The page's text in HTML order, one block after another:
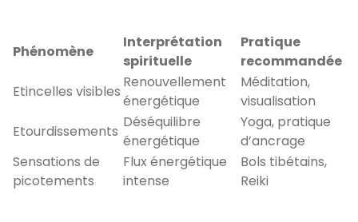
Phénomène
Interprétation
spirituelle
Pratique
recommandée
Etincelles visibles
Renouvellement
énergétique
Méditation,
visualisation
Etourdissements
Déséquilibre
énergétique
Yoga, pratique
d’ancrage
Sensations de
picotements
Flux énergétique
intense
Bols tibétains,
Reiki